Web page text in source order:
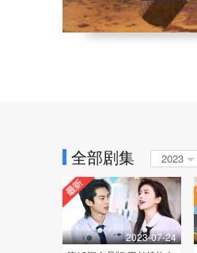
全部剧集 2023
2023-07-24